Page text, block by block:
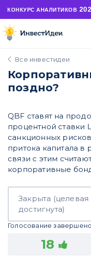
КОНКУРС АНАЛИТИКОВ
Все инвестидеи
поздно?
QBF ставят на
процентной
санкционных
притока капитала в
связи с этим
корпоративные
Закрыта (целевая
достигнута)
Голосование завершено.
18